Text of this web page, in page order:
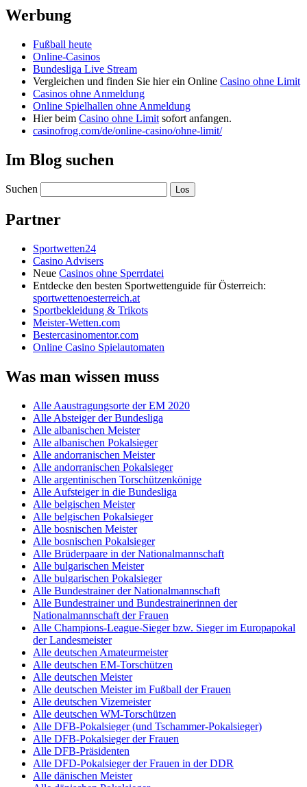
Werbung
Fußball heute
Online-Casinos
Bundesliga Live Stream
Vergleichen und finden Sie hier ein Online Casino ohne Limit
Casinos ohne Anmeldung
Online Spielhallen ohne Anmeldung
Hier beim Casino ohne Limit sofort anfangen.
casinofrog.com/de/online-casino/ohne-limit/
Im Blog suchen
Suchen
Partner
Sportwetten24
Casino Advisers
Neue Casinos ohne Sperrdatei
Entdecke den besten Sportwettenguide für Österreich:
sportwettenoesterreich.at
Sportbekleidung & Trikots
Meister-Wetten.com
Bestercasinomentor.com
Online Casino Spielautomaten
Was man wissen muss
Alle Aaustragungsorte der EM 2020
Alle Absteiger der Bundesliga
Alle albanischen Meister
Alle albanischen Pokalsieger
Alle andorranischen Meister
Alle andorranischen Pokalsieger
Alle argentinischen Torschützenkönige
Alle Aufsteiger in die Bundesliga
Alle belgischen Meister
Alle belgischen Pokalsieger
Alle bosnischen Meister
Alle bosnischen Pokalsieger
Alle Brüderpaare in der Nationalmannschaft
Alle bulgarischen Meister
Alle bulgarischen Pokalsieger
Alle Bundestrainer der Nationalmannschaft
Alle Bundestrainer und Bundestrainerinnen der
Nationalmannschaft der Frauen
Alle Champions-League-Sieger bzw. Sieger im Europapokal
der Landesmeister
Alle deutschen Amateurmeister
Alle deutschen EM-Torschützen
Alle deutschen Meister
Alle deutschen Meister im Fußball der Frauen
Alle deutschen Vizemeister
Alle deutschen WM-Torschützen
Alle DFB-Pokalsieger (und Tschammer-Pokalsieger)
Alle DFB-Pokalsieger der Frauen
Alle DFB-Präsidenten
Alle DFD-Pokalsieger der Frauen in der DDR
Alle dänischen Meister